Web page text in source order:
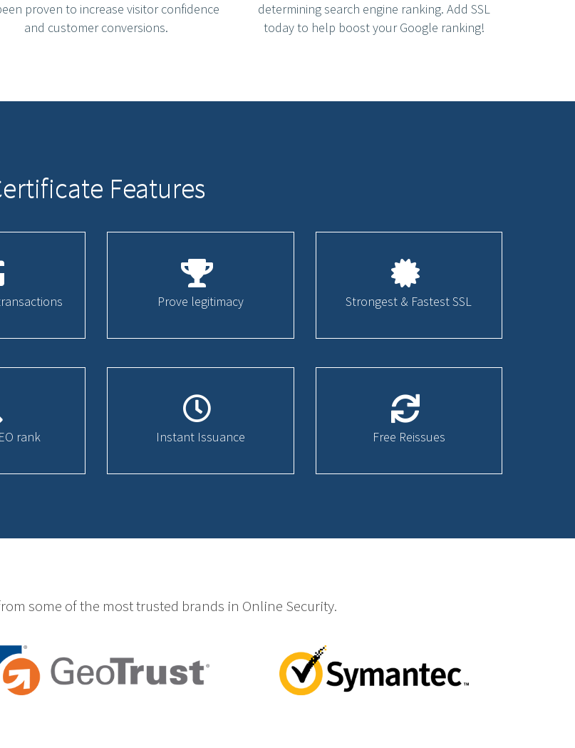
proven to increase visitor confidence
and customer conversions.
determining search engine ranking. Add SSL
today to help boost your Google ranking!
Features
Prove legitimacy Strongest & Fastest SSL
rank Instant Issuance Free Reissues
some of the most trusted brands in Online Security.